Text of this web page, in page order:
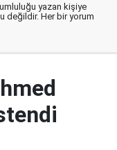
yazan kişiye
değildir. Her bir yorum